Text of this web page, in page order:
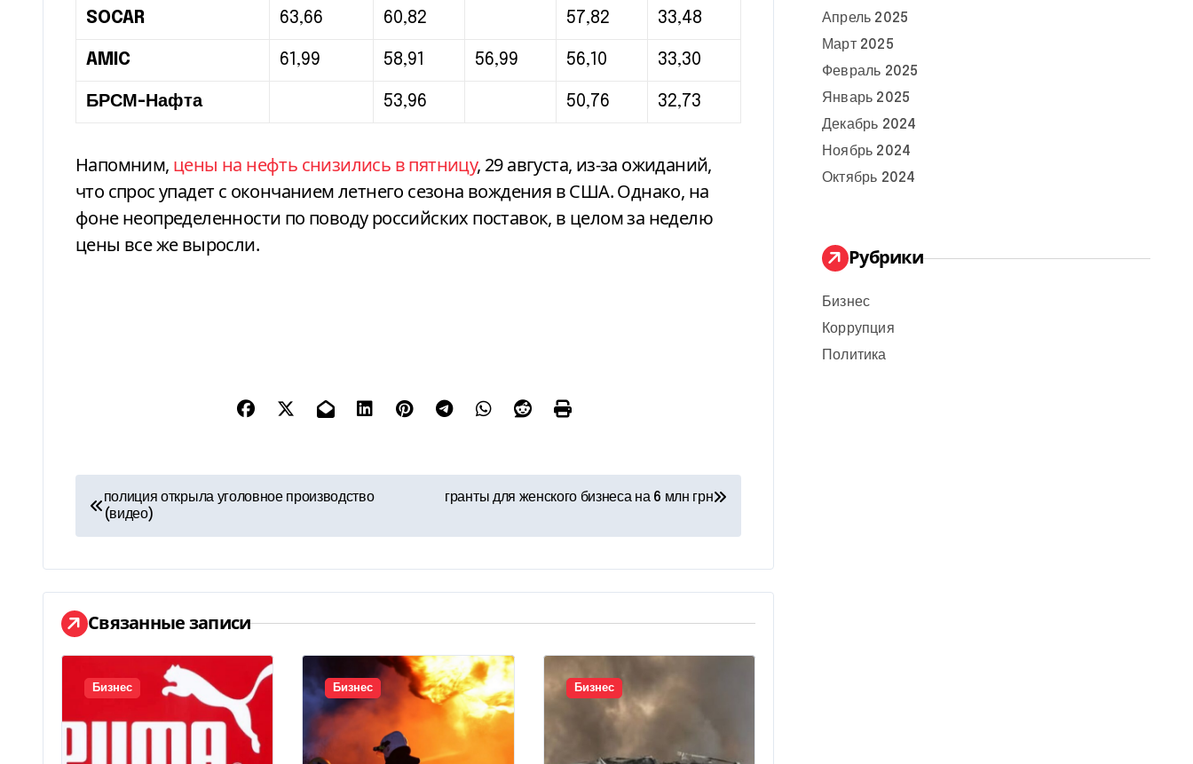
SOCAR 63,66 60,82 57,82 33,48
AMIC 61,99 58,91 56,99 56,10 33,30
БРСМ-Нафта 53,96 50,76 32,73
Напомним, цены на нефть снизились в пятницу, 29 августа, из-за ожиданий,
что спрос упадет с окончанием летнего сезона вождения в США. Однако, на
фоне неопределенности по поводу российских поставок, в целом за неделю
цены все же выросли.
Н
а
в
и
г
а
ц
полиция открыла уголовное производство
(видео)
гранты для женского бизнеса на 6 млн грн
Связанные записи
Бизнес Бизнес Бизнес
Апрель 2025
Март 2025
Февраль 2025
Январь 2025
Декабрь 2024
Ноябрь 2024
Октябрь 2024
Рубрики
Бизнес
Коррупция
Политика